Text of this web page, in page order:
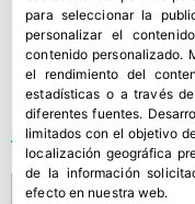
para seleccionar la
personalizar el contenido
contenido personalizado.
el rendimiento del
estadísticas o a través
diferentes fuentes.
limitados con el objetivo
localización geográfica
de la información
efecto en nuestra web.